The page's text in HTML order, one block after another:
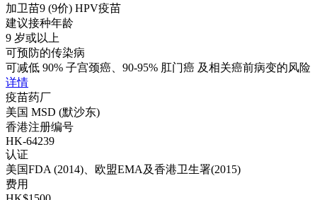
加卫苗9 (9价) HPV疫苗
建议接种年龄
9 岁或以上
可预防的传染病
可减低 90% 子宫颈癌、90-95% 肛门癌 及相关癌前病变的风险
详情
疫苗药厂
美国 MSD (默沙东)
香港注册编号
HK-64239
认证
美国FDA (2014)、欧盟EMA及香港卫生署(2015)
费用